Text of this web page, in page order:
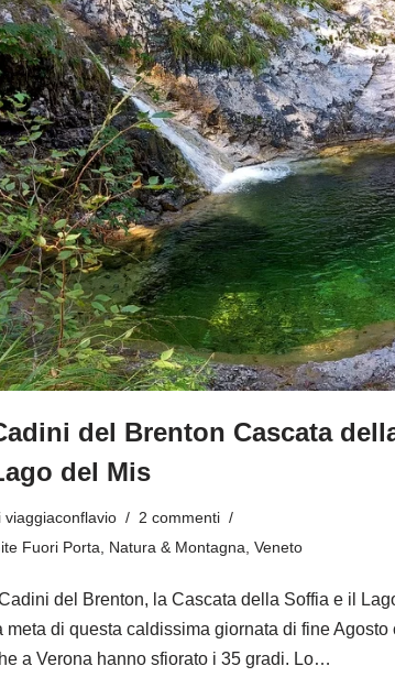
del Brenton Cascata
del Mis
viaggiaconflavio
2 commenti
Fuori Porta, Natura & Montagna, Veneto
Cadini del Brenton, la Cascata della Soffia e il
meta di questa caldissima giornata di fine Agosto
a Verona hanno sfiorato i 35 gradi. Lo…